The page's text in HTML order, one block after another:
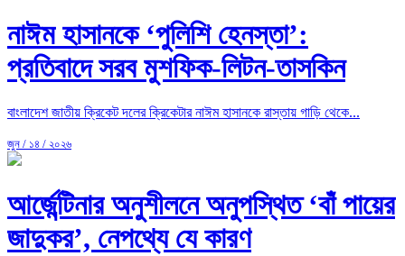
নাঈম হাসানকে ‘পুলিশি হেনস্তা’:
প্রতিবাদে সরব মুশফিক-লিটন-তাসকিন
বাংলাদেশ জাতীয় ক্রিকেট দলের ক্রিকেটার নাঈম হাসানকে রাস্তায় গাড়ি থেকে...
জুন / ১৪ / ২০২৬
আর্জেন্টিনার অনুশীলনে অনুপস্থিত ‘বাঁ পায়ের
জাদুকর’, নেপথ্যে যে কারণ